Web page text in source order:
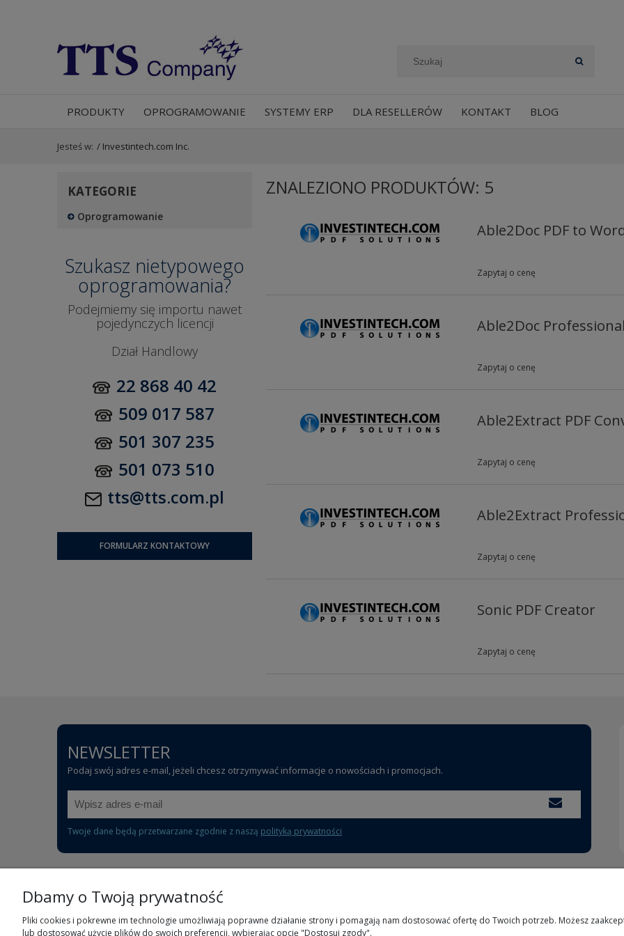
PRODUKTY OPROGRAMOWANIE SYSTEMY ERP DLA RESELLERÓW KONTAKT BLOG
Jesteś w: / Investintech.com Inc.
KATEGORIE
Oprogramowanie
Szukasz nietypowego
oprogramowania?
Podejmiemy się importu nawet
pojedynczych licencji
Dział Handlowy
22 868 40 42
509 017 587
501 307 235
501 073 510
tts@tts.com.pl
FORMULARZ KONTAKTOWY
ZNALEZIONO PRODUKTÓW: 5
Able2Doc PDF to
Zapytaj o cenę
Able2Doc Professional
Zapytaj o cenę
Able2Extract PDF
Zapytaj o cenę
Able2Extract
Zapytaj o cenę
Sonic PDF Creator
Zapytaj o cenę
NEWSLETTER
Podaj swój adres e-mail, jeżeli chcesz otrzymywać informacje o nowościach i promocjach.
Twoje dane będą przetwarzane zgodnie z naszą polityką prywatności
Dbamy o Twoją prywatność
Pliki cookies i pokrewne im technologie umożliwiają poprawne działanie strony i pomagają nam dostosować ofertę do Twoich potrzeb. Możesz
lub dostosować użycie plików do swoich preferencji, wybierając opcję "Dostosuj zgody".